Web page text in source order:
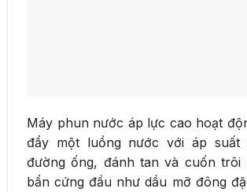
Máy phun nước áp lực cao hoạt
đẩy một luồng nước với áp suất
đường ống, đánh tan và cuốn trôi
bẩn cứng đầu như dầu mỡ đông